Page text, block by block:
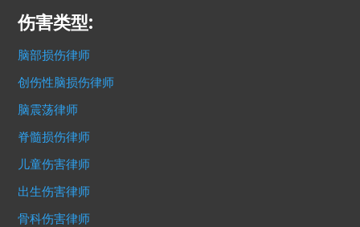
伤害类型:
脑部损伤律师
创伤性脑损伤律师
脑震荡律师
脊髓损伤律师
儿童伤害律师
出生伤害律师
骨科伤害律师